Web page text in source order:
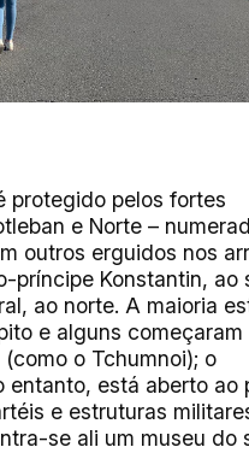
protegido pelos fortes
e Norte –
outros erguidos nos
príncipe Konstantin, ao
ao norte. A maioria
e alguns começaram
o Tchumnoi); o
entanto, está aberto ao
e estruturas
se ali um museu do